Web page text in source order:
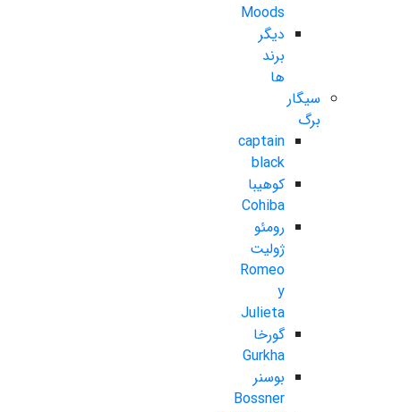
Moods
دیگر
برند
ها
سیگار
برگ
captain
black
کوهیبا
Cohiba
رومئو
ژولیت
Romeo
y
Julieta
گورخا
Gurkha
بوسنر
Bossner